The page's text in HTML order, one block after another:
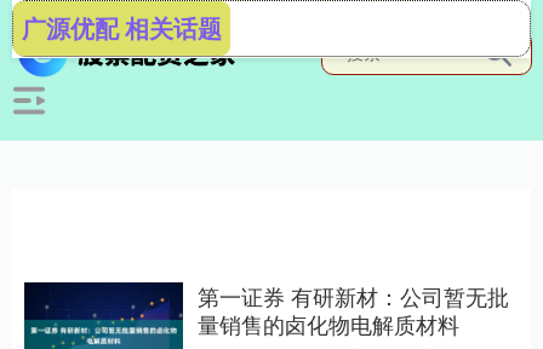
广源优配 相关话题
第一证券 有研新材：公司暂无批
量销售的卤化物电解质材料